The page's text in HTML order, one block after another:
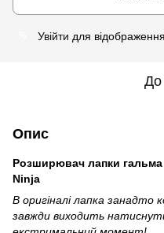
Увійти для
До
Опис
Розширювач лапки
Ninja
В оригіналі лапка
завжди виходить